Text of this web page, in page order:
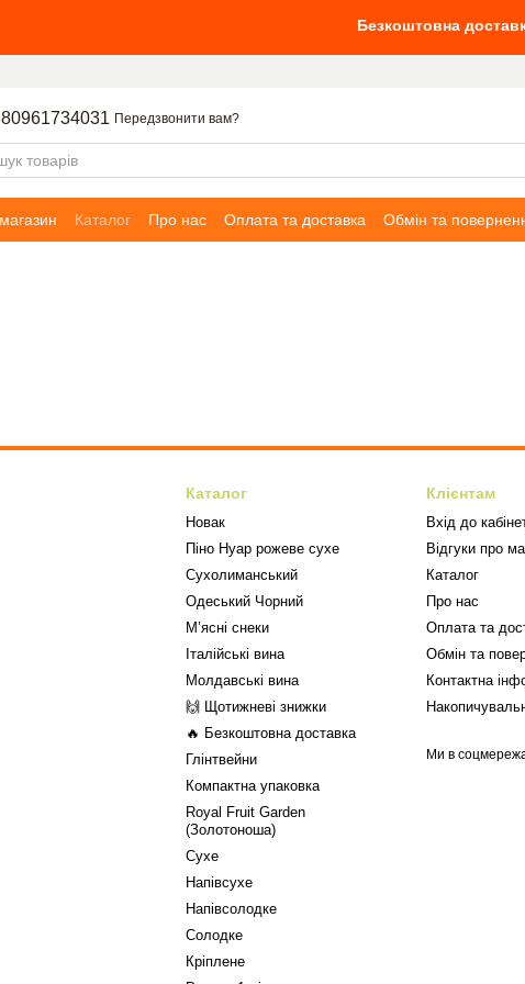
Безкоштовна
Передзвонити вам?
Каталог Про нас Оплата та доставка Обмін та
Каталог
Новак
Піно Нуар рожеве сухе
Сухолиманський
Одеський Чорний
М’ясні снеки
Італійські вина
Молдавські вина
🙌 Щотижневі знижки
🔥 Безкоштовна доставка
Глінтвейни
Компактна упаковка
Royal Fruit Garden
(Золотоноша)
Сухе
Напівсухе
Напівсолодке
Солодке
Кріплене
Клієнтам
Вхід до
Відгуки про
Каталог
Про нас
Оплата та
Обмін та
Контактна
Ми в